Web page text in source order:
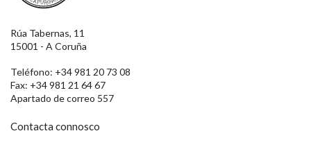
Rúa Tabernas, 11
15001 - A Coruña
Teléfono: +34 981 20 73 08
Fax: +34 981 21 64 67
Apartado de correo 557
Contacta connosco